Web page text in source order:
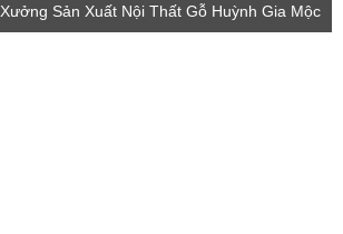
Xưởng Sản Xuất Nội Thất Gỗ Huỳnh Gia Mộc